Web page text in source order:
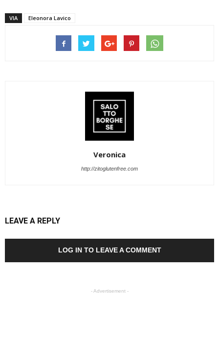
VIA Eleonora Lavico
Veronica
http://zitoglutenfree.com
LEAVE A REPLY
LOG IN TO LEAVE A COMMENT
- Advertisement -